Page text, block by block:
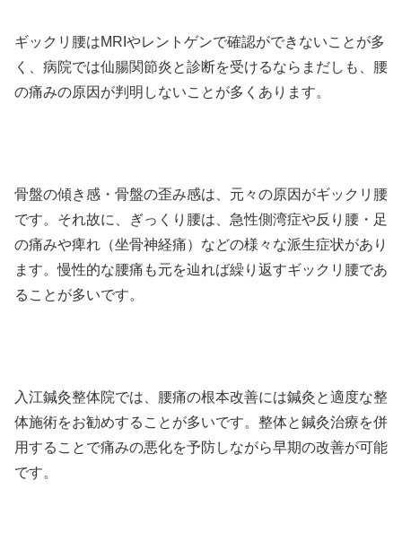
ギックリ腰はMRIやレントゲンで確認ができないことが多
く、病院では仙腸関節炎と診断を受けるならまだしも、腰
の痛みの原因が判明しないことが多くあります。
骨盤の傾き感・骨盤の歪み感は、元々の原因がギックリ腰
です。それ故に、ぎっくり腰は、急性側湾症や反り腰・足
の痛みや痺れ（坐骨神経痛）などの様々な派生症状があり
ます。慢性的な腰痛も元を辿れば繰り返すギックリ腰であ
ることが多いです。
入江鍼灸整体院では、腰痛の根本改善には鍼灸と適度な整
体施術をお勧めすることが多いです。整体と鍼灸治療を併
用することで痛みの悪化を予防しながら早期の改善が可能
です。